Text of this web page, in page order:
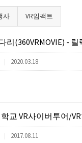
사 VR임팩트
- 릴렉스워킹VR체험용(Relax
| 2020.03.18
이버투어/VR항공파노
| 2017.08.11